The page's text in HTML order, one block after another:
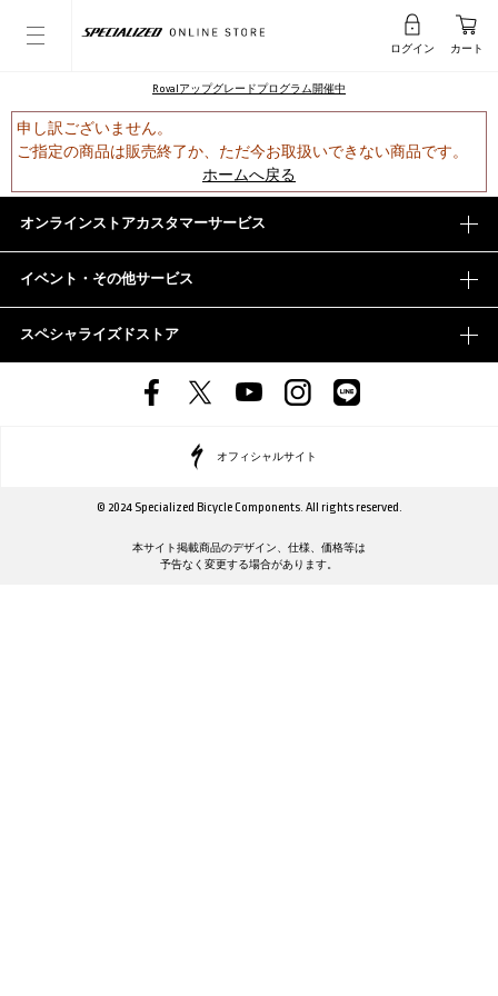
ログイン カート
Rovalアップグレードプログラム開催中
申し訳ございません。
ご指定の商品は販売終了か、ただ今お取扱いできない商品です。
ホームへ戻る
オンラインストアカスタマーサービス
イベント・その他サービス
スペシャライズドストア
オフィシャルサイト
© 2024 Specialized Bicycle Components. All rights reserved.
本サイト掲載商品のデザイン、仕様、価格等は
予告なく変更する場合があります。